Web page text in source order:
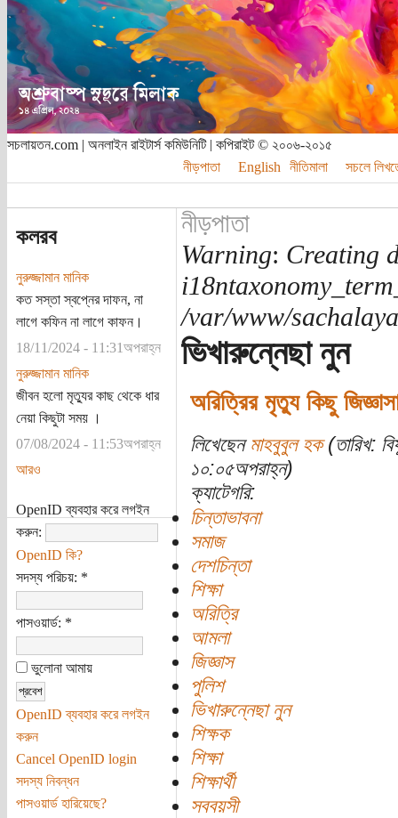
সচলায়তন.com | অনলাইন রাইটার্স কমিউনিটি | কপিরাইট © ২০০৬-২০১৫
নীড়পাতা
English নীতিমালা সচলে
কলরব
নুরুজ্জামান মানিক
কত সস্তা স্বপ্নের দাফন, না
লাগে কফিন না লাগে কাফন।
18/11/2024 - 11:31অপরাহ্ন
নুরুজ্জামান মানিক
জীবন হলো মৃত্যুর কাছ থেকে ধার
নেয়া কিছুটা সময় ।
07/08/2024 - 11:53অপরাহ্ন
আরও
OpenID ব্যবহার করে লগইন
করুন:
OpenID কি?
সদস্য পরিচয়: *
পাসওয়ার্ড: *
ভুলোনা আমায়
OpenID ব্যবহার করে লগইন
করুন
Cancel OpenID login
সদস্য নিবন্ধন
পাসওয়ার্ড হারিয়েছে?
নীড়পাতা
Warning: Creating
/var/www/
ভিখারুন্নেছা নুন
অরিত্রির মৃত্যু কিছু
লিখেছেন মাহবুবুল হক(তারিখ:
১০:০৫অপরাহ্ন)
ক্যাটেগরি:
চিন্তাভাবনা
সমাজ
দেশচিন্তা
শিক্ষা
অরিত্রি
আমলা
জিজ্ঞাস
পুলিশ
ভিখারুন্নেছা নুন
শিক্ষক
শিক্ষা
শিক্ষার্থী
সববয়সী